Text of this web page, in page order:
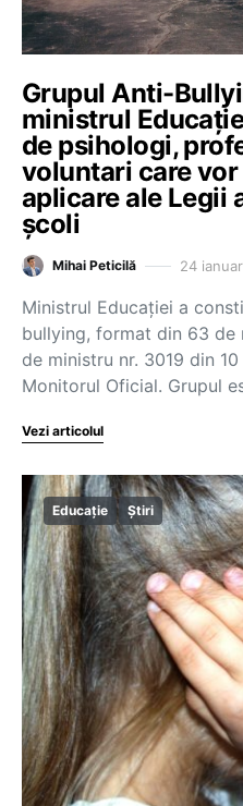
Grupul Anti-
ministrul
de psihologi,
voluntari care
aplicare ale Legii
școli
Mihai Peticilă 24
Ministrul Educației a
bullying, format din 63
de ministru nr. 3019 din
Monitorul Oficial. Grupul
Vezi articolul
Educație Știri